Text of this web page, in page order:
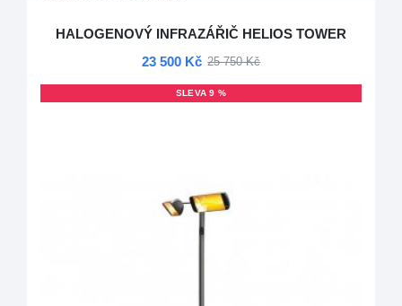
HALOGENOVÝ INFRAZÁŘIČ HELIOS TOWER
23 500 Kč 25 750 Kč
SLEVA 9 %